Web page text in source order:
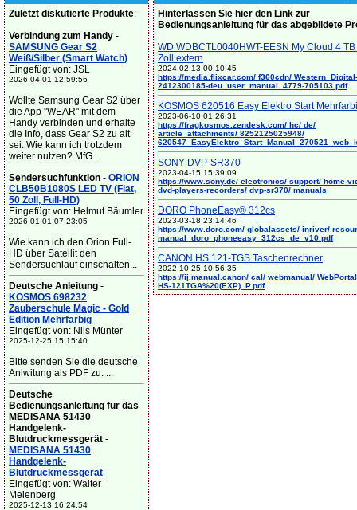
Zuletzt diskutierte Produkte:
Verbindung zum Handy -
SAMSUNG Gear S2
Weiß/Silber (Smart Watch)
Eingefügt von: JSL
2026-04-01 12:59:56
Wollte Samsung Gear S2 über
die App "WEAR" mit dem
Handy verbinden und erhalte
die Info, dass Gear S2 zu alt
sei. Wie kann ich trotzdem
weiter nutzen? MfG...
Sendersuchfunktion - ORION
CLB50B1080S LED TV (Flat,
50 Zoll, Full-HD)
Eingefügt von: Helmut Bäumler
2026-01-01 07:23:05
Wie kann ich den Orion Full-
HD über Satellit den
Sendersuchlauf einschalten...
Deutsche Anleitung -
KOSMOS 698232
Zauberschule Magic - Gold
Edition Mehrfarbig
Eingefügt von: Nils Münter
2025-12-25 15:15:40
Bitte senden Sie die deutsche
Anlwitung als PDF zu. ...
Deutsche
Bedienungsanleitung für das
MEDISANA 51430
Handgelenk-
Blutdruckmessgerät -
MEDISANA 51430
Handgelenk-
Blutdruckmessgerät
Eingefügt von: Walter
Meienberg
2025-12-13 16:24:54
Hinterlassen Sie hier den Link zur
Bedienungsanleitung für das abgebildete
WD WDBCTL0040HWT-EESN My Cloud 4
Zoll extern
2024-02-13 00:10:45
https://media.flixcar.com/ f360cdn/ Western_Digital-
2412300185-deu_user_manual_4779-705103.pdf
KOSMOS 620516 Easy Elektro Start
2023-06-10 01:26:31
https://fragkosmos.zendesk.com/ hc/ de/
article_attachments/ 8252125025948/
SONY DVP-SR370
2023-04-15 15:39:09
https://www.sony.de/ electronics/ support/ home-
dvd-players-recorders/ dvp-sr370/ manuals
DORO PhoneEasy® 312cs
2023-03-18 23:14:46
https://www.doro.com/ globalassets/ inriver/
manual_doro_phoneeasy_312cs_de_v10.pdf
CANON HS 121-TGS Taschenrechner
2022-10-25 10:56:35
https://ij.manual.canon/ cal/ webmanual/
HS-121TGA%20(EXP)_P.pdf